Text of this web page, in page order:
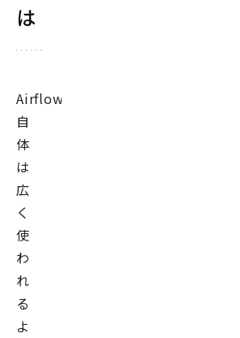
は
Airflow
自
体
は
広
く
使
わ
れ
る
よ